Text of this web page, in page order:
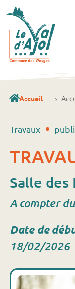
Accueil
Travaux
Salle des
A compter
Date de
18/02/2026